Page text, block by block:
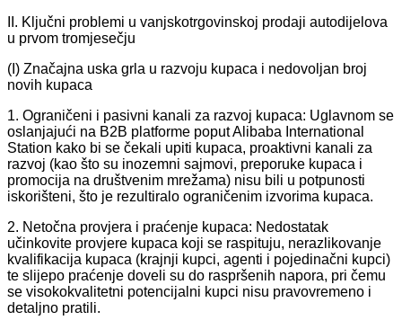
II. Ključni problemi u vanjskotrgovinskoj prodaji autodijelova
u prvom tromjesečju
(I) Značajna uska grla u razvoju kupaca i nedovoljan broj
novih kupaca
1. Ograničeni i pasivni kanali za razvoj kupaca: Uglavnom se
oslanjajući na B2B platforme poput Alibaba International
Station kako bi se čekali upiti kupaca, proaktivni kanali za
razvoj (kao što su inozemni sajmovi, preporuke kupaca i
promocija na društvenim mrežama) nisu bili u potpunosti
iskorišteni, što je rezultiralo ograničenim izvorima kupaca.
2. Netočna provjera i praćenje kupaca: Nedostatak
učinkovite provjere kupaca koji se raspituju, nerazlikovanje
kvalifikacija kupaca (krajnji kupci, agenti i pojedinačni kupci)
te slijepo praćenje doveli su do raspršenih napora, pri čemu
se visokokvalitetni potencijalni kupci nisu pravovremeno i
detaljno pratili.